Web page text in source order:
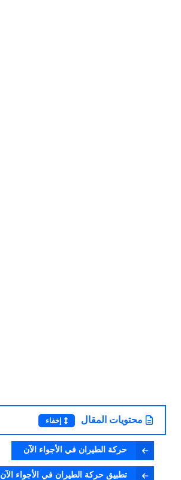
محتويات المقال إخفاء
حركة الطيران في الأجواء الآن
تطبيق حركة الطيران في الأجواء الآن